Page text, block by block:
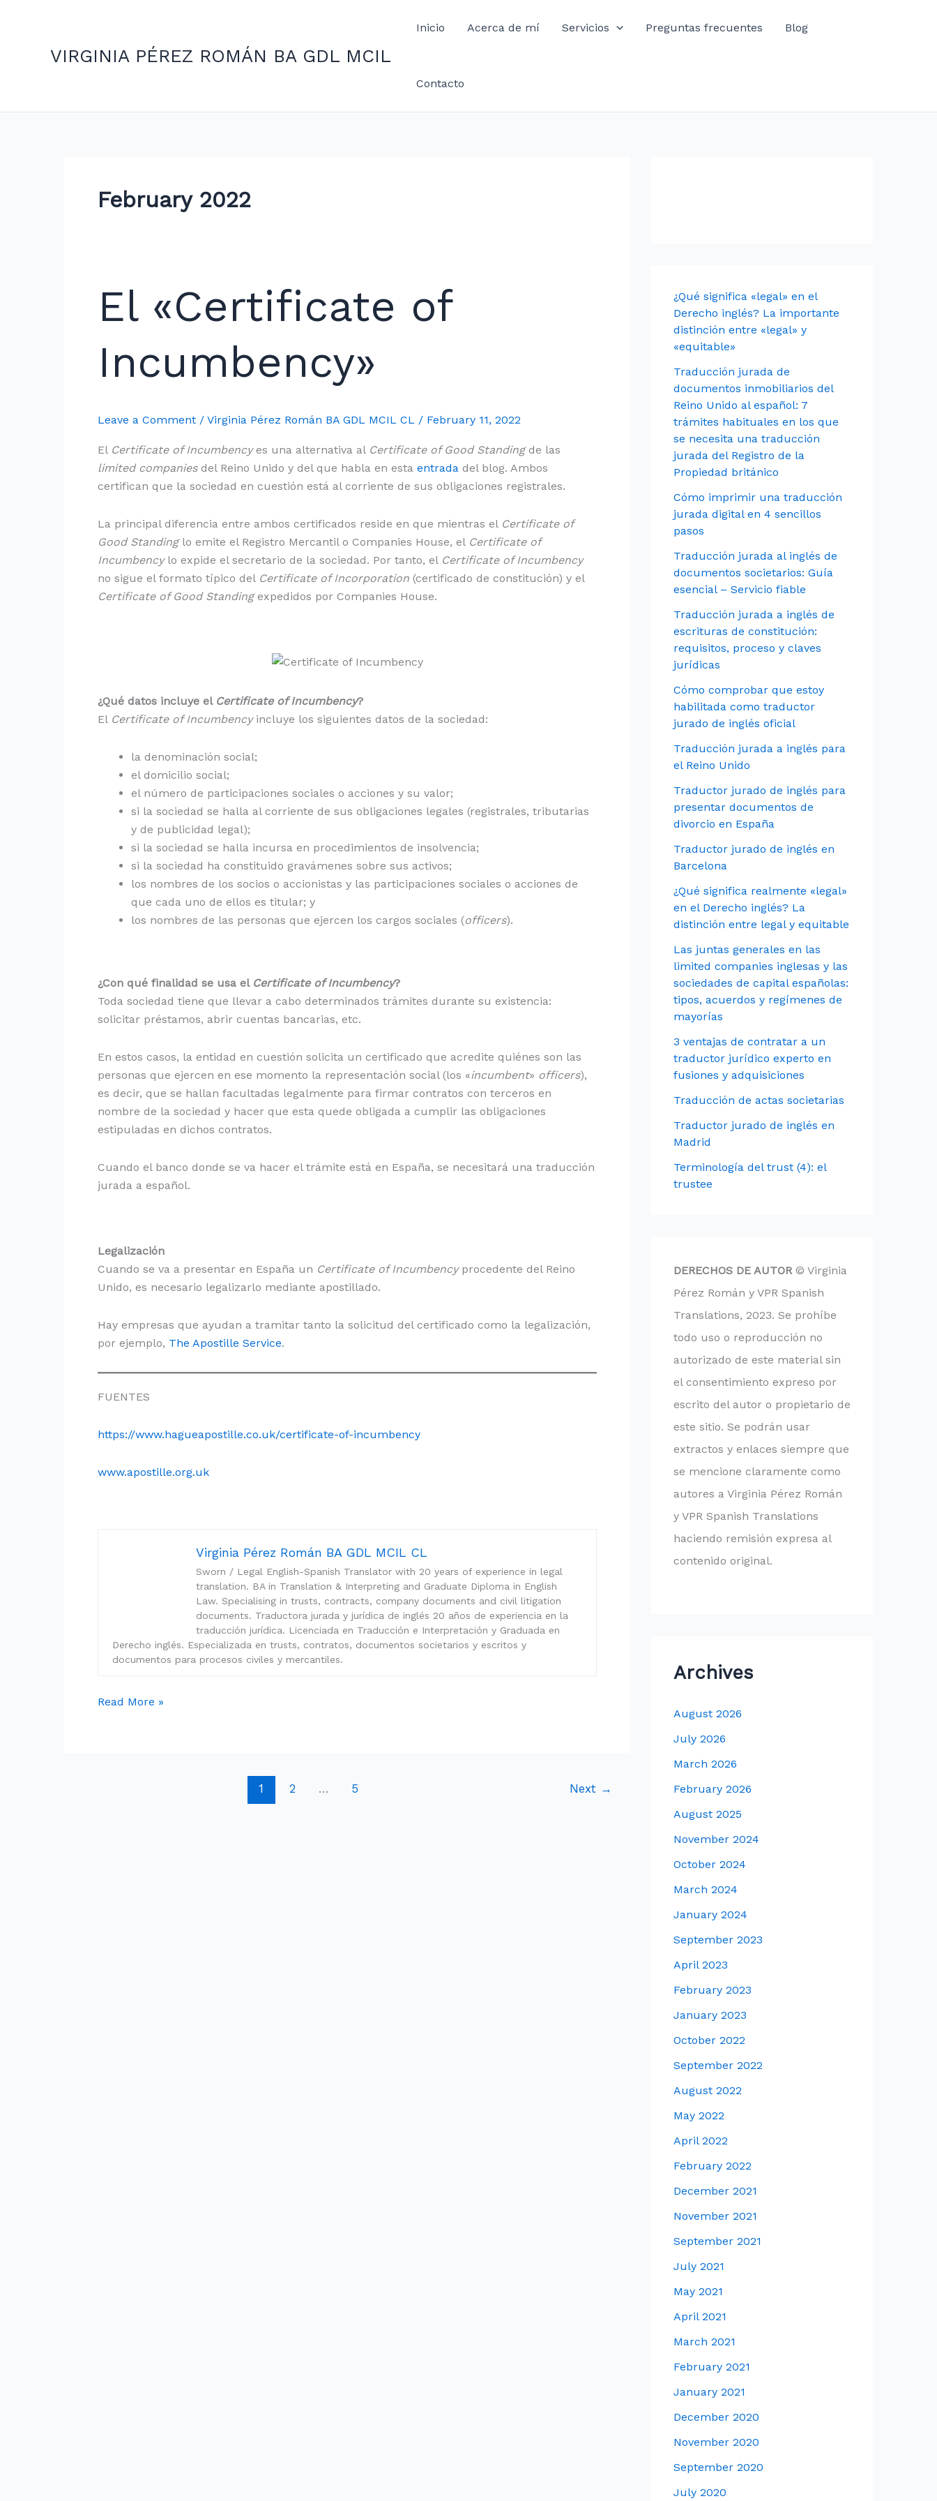
VIRGINIA PÉREZ ROMÁN BA GDL MCIL
Inicio Acerca de mí Servicios Preguntas frecuentes Blog
Contacto
February 2022
El «Certificate of
Incumbency»
Leave a Comment / Virginia Pérez Román BA GDL MCIL CL / February 11, 2022
El Certificate of Incumbencyes una alternativa al Certificate of Good Standing de las
limited companiesdel Reino Unido y del que habla en esta entrada del blog. Ambos
certifican que la sociedad en cuestión está al corriente de sus obligaciones registrales.
La principal diferencia entre ambos certificados reside en que mientras el Certificate of
Good Standinglo emite el Registro Mercantil o Companies House, el Certificate of
Incumbencylo expide el secretario de la sociedad. Por tanto, el Certificate of Incumbency
no sigue el formato típico del Certificate of Incorporation (certificado de constitución) y el
Certificate of Good Standingexpedidos por Companies House.
¿Qué datos incluye el Certificate of Incumbency?
El Certificate of Incumbencyincluye los siguientes datos de la sociedad:
la denominación social;
el domicilio social;
el número de participaciones sociales o acciones y su valor;
si la sociedad se halla al corriente de sus obligaciones legales (registrales, tributarias
y de publicidad legal);
si la sociedad se halla incursa en procedimientos de insolvencia;
si la sociedad ha constituido gravámenes sobre sus activos;
los nombres de los socios o accionistas y las participaciones sociales o acciones de
que cada uno de ellos es titular; y
los nombres de las personas que ejercen los cargos sociales (officers).
¿Con qué finalidad se usa el Certificate of Incumbency?
Toda sociedad tiene que llevar a cabo determinados trámites durante su existencia:
solicitar préstamos, abrir cuentas bancarias, etc.
En estos casos, la entidad en cuestión solicita un certificado que acredite quiénes son las
personas que ejercen en ese momento la representación social (los «incumbent» officers),
es decir, que se hallan facultadas legalmente para firmar contratos con terceros en
nombre de la sociedad y hacer que esta quede obligada a cumplir las obligaciones
estipuladas en dichos contratos.
Cuando el banco donde se va hacer el trámite está en España, se necesitará una traducción
jurada a español.
Legalización
Cuando se va a presentar en España un Certificate of Incumbencyprocedente del Reino
Unido, es necesario legalizarlo mediante apostillado.
Hay empresas que ayudan a tramitar tanto la solicitud del certificado como la legalización,
por ejemplo, The Apostille Service.
FUENTES
https://www.hagueapostille.co.uk/certificate-of-incumbency
www.apostille.org.uk
Virginia Pérez Román BA GDL MCIL CL
Sworn / Legal English-Spanish Translator with 20 years of experience in legal
translation. BA in Translation & Interpreting and Graduate Diploma in English
Law. Specialising in trusts, contracts, company documents and civil litigation
documents. Traductora jurada y jurídica de inglés 20 años de experiencia en la
traducción jurídica. Licenciada en Traducción e Interpretación y Graduada en
Derecho inglés. Especializada en trusts, contratos, documentos societarios y escritos y
documentos para procesos civiles y mercantiles.
«Certificate
of
Read More »
1 2 … 5 Next →
¿Qué significa «legal» en el
Derecho inglés? La importante
distinción entre «legal» y
«equitable»
Traducción jurada de
documentos inmobiliarios del
Reino Unido al español: 7
trámites habituales en los que
se necesita una traducción
jurada del Registro de la
Propiedad británico
Cómo imprimir una traducción
jurada digital en 4 sencillos
pasos
Traducción jurada al inglés de
documentos societarios: Guía
esencial – Servicio fiable
Traducción jurada a inglés de
escrituras de constitución:
requisitos, proceso y claves
jurídicas
Cómo comprobar que estoy
habilitada como traductor
jurado de inglés oficial
Traducción jurada a inglés para
el Reino Unido
Traductor jurado de inglés para
presentar documentos de
divorcio en España
Traductor jurado de inglés en
Barcelona
¿Qué significa realmente «legal»
en el Derecho inglés? La
distinción entre legal y equitable
Las juntas generales en las
limited companies inglesas y las
sociedades de capital españolas:
tipos, acuerdos y regímenes de
mayorías
3 ventajas de contratar a un
traductor jurídico experto en
fusiones y adquisiciones
Traducción de actas societarias
Traductor jurado de inglés en
Madrid
Terminología del trust (4): el
trustee
DERECHOS DE AUTOR© Virginia
Pérez Román y VPR Spanish
Translations, 2023. Se prohíbe
todo uso o reproducción no
autorizado de este material sin
el consentimiento expreso por
escrito del autor o propietario de
este sitio. Se podrán usar
extractos y enlaces siempre que
se mencione claramente como
autores a Virginia Pérez Román
y VPR Spanish Translations
haciendo remisión expresa al
contenido original.
Archives
August 2026
July 2026
March 2026
February 2026
August 2025
November 2024
October 2024
March 2024
January 2024
September 2023
April 2023
February 2023
January 2023
October 2022
September 2022
August 2022
May 2022
April 2022
February 2022
December 2021
November 2021
September 2021
July 2021
May 2021
April 2021
March 2021
February 2021
January 2021
December 2020
November 2020
September 2020
July 2020